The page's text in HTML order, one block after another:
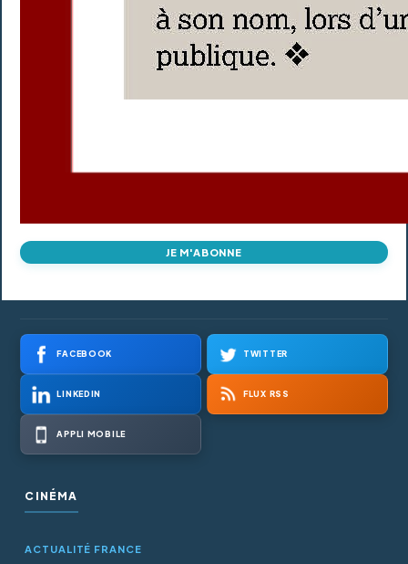
JE M'ABONNE
FACEBOOK TWITTER
LINKEDIN FLUX RSS
APPLI MOBILE
CINÉMA
ACTUALITÉ FRANCE